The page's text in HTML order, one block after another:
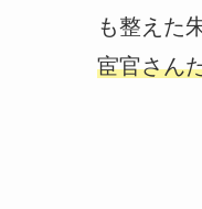
も整えた
宦官さん